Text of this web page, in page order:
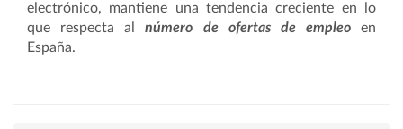
electrónico, mantiene una tendencia creciente en lo
que respecta al
número de ofertas de empleo
en
España.